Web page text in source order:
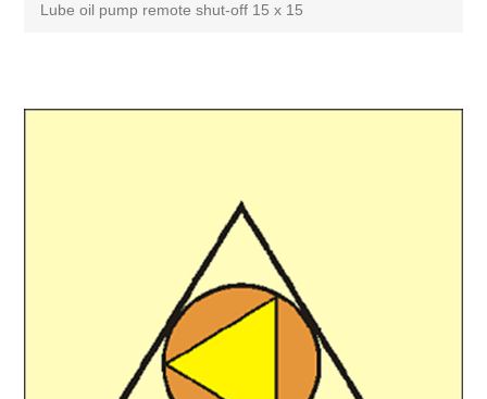
Lube oil pump remote shut-off 15 x 15